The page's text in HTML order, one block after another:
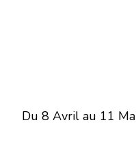
Du 8 Avril au 11